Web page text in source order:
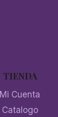
TIENDA
Mi Cuenta
Catalogo